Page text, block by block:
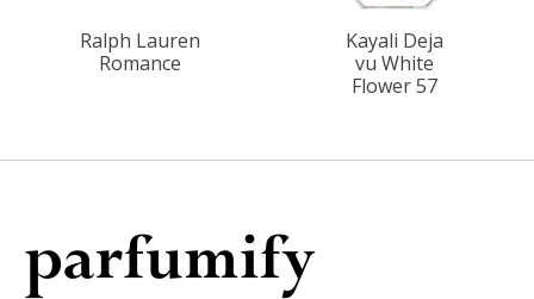
Ralph Lauren
Romance
Kayali Deja
vu White
Flower 57